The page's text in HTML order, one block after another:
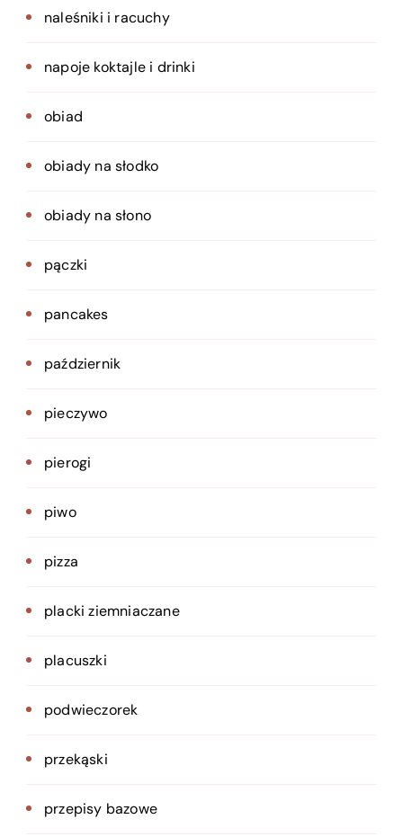
naleśniki i racuchy
napoje koktajle i drinki
obiad
obiady na słodko
obiady na słono
pączki
pancakes
październik
pieczywo
pierogi
piwo
pizza
placki ziemniaczane
placuszki
podwieczorek
przekąski
przepisy bazowe